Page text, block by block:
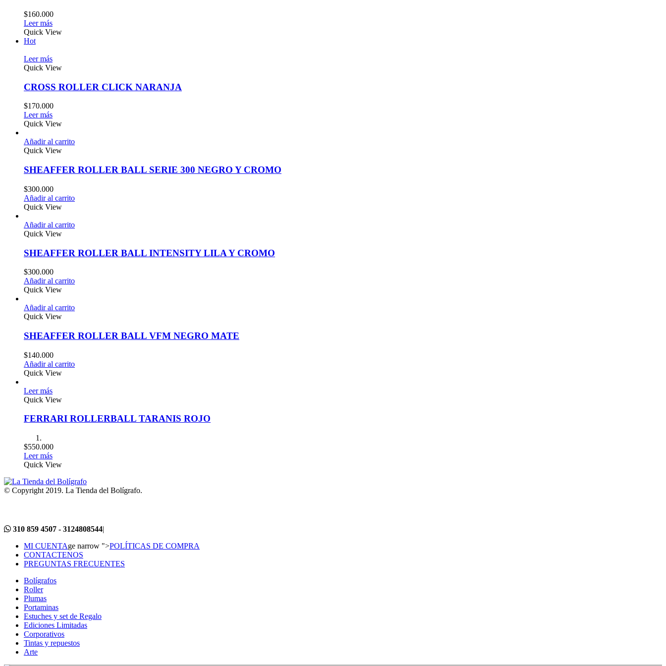
$160.000
Leer más
Quick View
Hot
Leer más
Quick View
CROSS ROLLER CLICK NARANJA
$170.000
Leer más
Quick View
Añadir al carrito
Quick View
SHEAFFER ROLLER BALL SERIE 300 NEGRO Y CROMO
$300.000
Añadir al carrito
Quick View
Añadir al carrito
Quick View
SHEAFFER ROLLER BALL INTENSITY LILA Y CROMO
$300.000
Añadir al carrito
Quick View
Añadir al carrito
Quick View
SHEAFFER ROLLER BALL VFM NEGRO MATE
$140.000
Añadir al carrito
Quick View
Leer más
Quick View
FERRARI ROLLERBALL TARANIS ROJO
$550.000
Leer más
Quick View
© Copyright 2019. La Tienda del Bolígrafo.
310 859 4507 - 3124808544|
MI CUENTAge narrow ">POLÍTICAS DE COMPRA
CONTACTENOS
PREGUNTAS FRECUENTES
Bolígrafos
Roller
Plumas
Portaminas
Estuches y set de Regalo
Ediciones Limitadas
Corporativos
Tintas y repuestos
Arte